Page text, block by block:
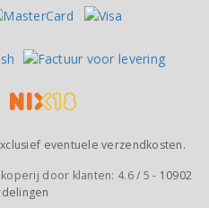
eventuele verzendkosten.
door klanten: 4.6/ 5 - 10902